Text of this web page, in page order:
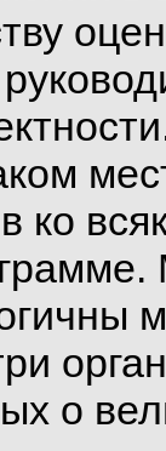
ко
о